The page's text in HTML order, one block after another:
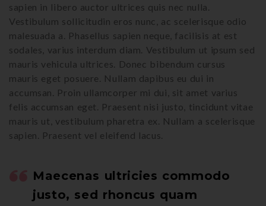
sapien in libero auctor ultrices quis nec nulla.
Vestibulum sollicitudin eros nunc, ac scelerisque odio
malesuada a. Phasellus sapien neque, facilisis at est
sodales, varius interdum diam. Vestibulum ut ipsum sed
mauris vehicula ultrices. Donec bibendum cursus
mauris eget posuere. Nullam dapibus eu dui in
accumsan. Proin ullamcorper mi dui, sit amet varius
felis accumsan eget. Praesent nisi justo, tincidunt vitae
mauris ut, vestibulum pharetra ex. Nullam a scelerisque
sapien. Praesent vel eleifend lacus.
Maecenas ultricies commodo
justo, sed rhoncus quam